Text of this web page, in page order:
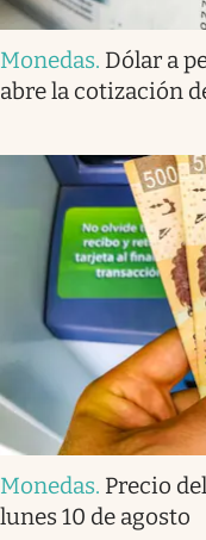
Monedas. Dólar a
abre la cotización
Monedas. Precio
lunes 10 de agosto